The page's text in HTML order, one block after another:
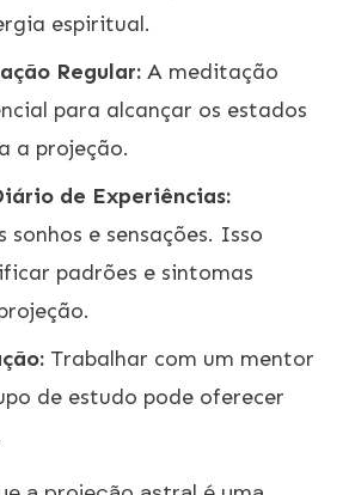
espiritual.
Regular: A meditação
para alcançar os estados
a projeção.
de Experiências:
sonhos e sensações. Isso
padrões e sintomas
Trabalhar com um mentor
de estudo pode oferecer